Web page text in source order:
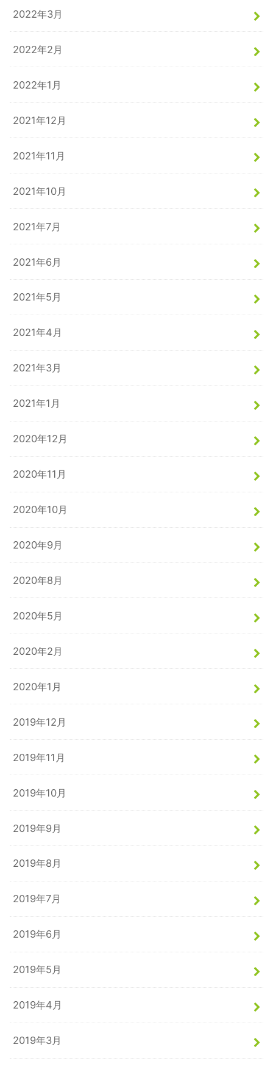
2022年3月
2022年2月
2022年1月
2021年12月
2021年11月
2021年10月
2021年7月
2021年6月
2021年5月
2021年4月
2021年3月
2021年1月
2020年12月
2020年11月
2020年10月
2020年9月
2020年8月
2020年5月
2020年2月
2020年1月
2019年12月
2019年11月
2019年10月
2019年9月
2019年8月
2019年7月
2019年6月
2019年5月
2019年4月
2019年3月